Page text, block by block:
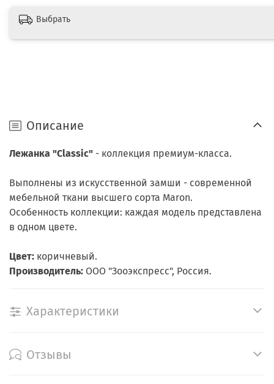
Выбрать
Описание
Лежанка "Classic" - коллекция премиум-класса.
Выполнены из искусственной замши - современной
мебельной ткани высшего сорта Maron.
Особенность коллекции: каждая модель представлена
в одном цвете.
Цвет: коричневый.
Производитель: ООО "Зооэкспресс", Россия.
Характеристики
Отзывы